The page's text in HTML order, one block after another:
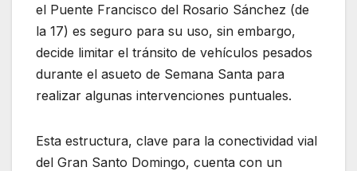
el Puente Francisco del Rosario Sánchez (de
la 17) es seguro para su uso, sin embargo,
decide limitar el tránsito de vehículos pesados
durante el asueto de Semana Santa para
realizar algunas intervenciones puntuales.
Esta estructura, clave para la conectividad vial
del Gran Santo Domingo, cuenta con un